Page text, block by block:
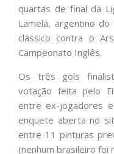
quartas de final da
Lamela, argentino
clássico contra o
Campeonato Inglês.
Os três gols
votação feita pelo
entre ex-jogadores
enquete aberta no
entre 11 pinturas
(nenhum brasileiro foi